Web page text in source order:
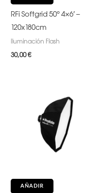
RFi Softgrid 50° 4×6′ –
120x180cm
Iluminación Flash
30,00€
AÑADIR